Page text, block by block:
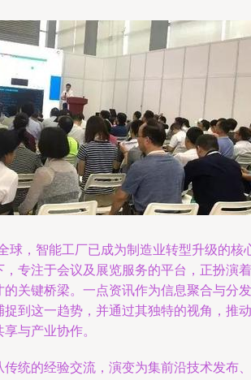
球，智能工厂已成为制造业转型升级的核
专注于会议及展览服务的平台，正扮演着
关键桥梁。一点资讯作为信息聚合与分发
到这一趋势，并通过其独特的视角，推动
与产业协作。
统的经验交流，演变为集前沿技术发布、